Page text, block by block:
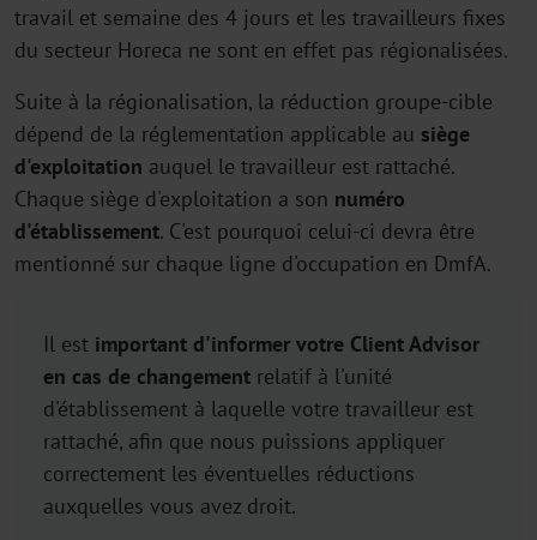
travail et semaine des 4 jours et les travailleurs fixes
du secteur Horeca ne sont en effet pas régionalisées.
Suite à la régionalisation, la réduction groupe-cible
dépend de la réglementation applicable au siège
d'exploitation auquel le travailleur est rattaché.
Chaque siège d'exploitation a son numéro
d'établissement. C'est pourquoi celui-ci devra être
mentionné sur chaque ligne d'occupation en DmfA.
Il est important d'informer votre Client Advisor
en cas de changement relatif à l'unité
d'établissement à laquelle votre travailleur est
rattaché, afin que nous puissions appliquer
correctement les éventuelles réductions
auxquelles vous avez droit.